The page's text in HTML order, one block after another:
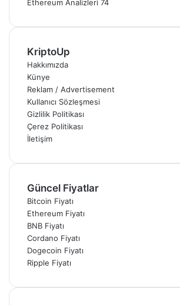
Ethereum Analizleri 74
KriptoUp
Hakkımızda
Künye
Reklam / Advertisement
Kullanıcı Sözleşmesi
Gizlilik Politikası
Çerez Politikası
İletişim
Güncel Fiyatlar
Bitcoin Fiyatı
Ethereum Fiyatı
BNB Fiyatı
Cordano Fiyatı
Dogecoin Fiyatı
Ripple Fiyatı